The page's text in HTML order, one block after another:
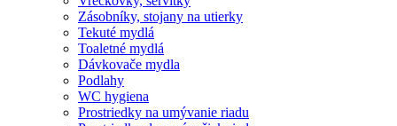
Zásobníky, stojany na utierky
Tekuté mydlá
Toaletné mydlá
Dávkovače mydla
Podlahy
WC hygiena
Prostriedky na umývanie riadu